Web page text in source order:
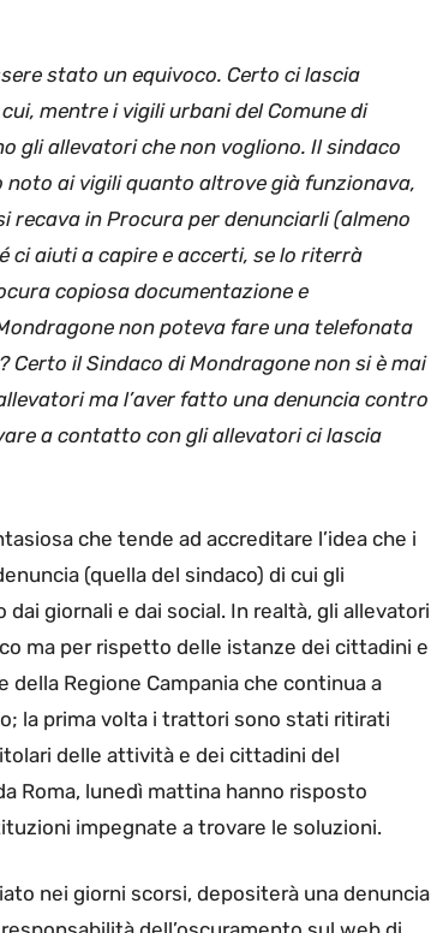
stato un equivoco. Certo ci lascia
mentre i vigili urbani del Comune di
gli allevatori che non vogliono. Il sindaco
ai vigili quanto altrove già funzionava,
recava in Procura per denunciarli (almeno
ci aiuti a capire e accerti, se lo riterrà
copiosa documentazione e
non poteva fare una telefonata
il Sindaco di Mondragone non si è mai
ma l’aver fatto una denuncia contro
a contatto con gli allevatori ci lascia
che tende ad accreditare l’idea che i
(quella del sindaco) di cui gli
giornali e dai social. In realtà, gli allevatori
ma per rispetto delle istanze dei cittadini e
Regione Campania che continua a
la prima volta i trattori sono stati ritirati
delle attività e dei cittadini del
Roma, lunedì mattina hanno risposto
impegnate a trovare le soluzioni.
nei giorni scorsi, depositerà una denuncia